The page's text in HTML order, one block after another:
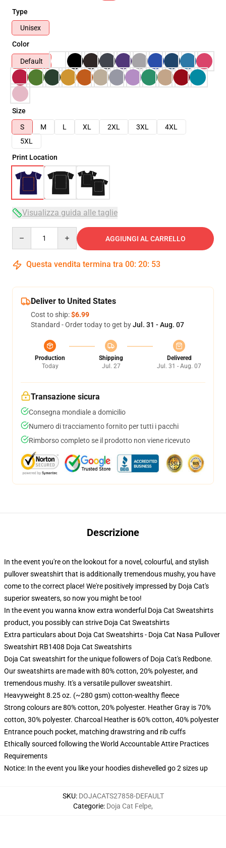
Type
Unisex
Color
Default
Size
S
M L XL 2XL 3XL
4XL
5XL
Print Location
Visualizza guida alle taglie
AGGIUNGI AL CARRELLO
Questa vendita termina tra 00: 20: 53
Deliver to United States
Cost to ship:$6.99
Standard - Order today to get byJul. 31 - Aug. 07
Production
Today
Shipping
Jul. 27
Delivered
Jul. 31 - Aug. 07
Transazione sicura
Consegna mondiale a domicilio
Numero di tracciamento fornito per tutti i pacchi
Rimborso completo se il prodotto non viene ricevuto
Descrizione
In the event you're on the lookout for a novel, colourful, and stylish
pullover sweatshirt that is additionally tremendous mushy, you have
come to the correct place! We're positively impressed by Doja Cat's
superior sweaters, so now you might be too!
In the event you wanna know extra wonderful Doja Cat Sweatshirts
product, you possibly can strive Doja Cat Sweatshirts
Extra particulars about Doja Cat Sweatshirts - Doja Cat Nasa Pullover
Sweatshirt RB1408 Doja Cat Sweatshirts
Doja Cat sweatshirt for the unique followers of Doja Cat's Redbone.
Our sweatshirts are made with 80% cotton, 20% polyester, and
tremendous mushy. It's a versatile pullover sweatshirt.
Heavyweight 8.25 oz. (~280 gsm) cotton-wealthy fleece
Strong colours are 80% cotton, 20% polyester. Heather Gray is 70%
cotton, 30% polyester. Charcoal Heather is 60% cotton, 40% polyester
Entrance pouch pocket, matching drawstring and rib cuffs
Ethically sourced following the World Accountable Attire Practices
Requirements
Notice: In the event you like your hoodies dishevelled go 2 sizes up
SKU: DOJACATS27858-DEFAULT
Categorie: Doja Cat Felpe,